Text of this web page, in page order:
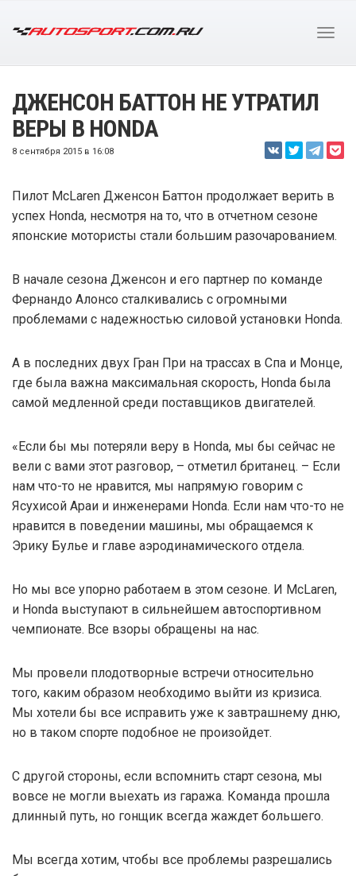
ДЖЕНСОН БАТТОН НЕ УТРАТИЛ
ВЕРЫ В HONDA
8 сентября 2015 в 16:08
Пилот McLaren Дженсон Баттон продолжает верить в
успех Honda, несмотря на то, что в отчетном сезоне
японские мотористы стали большим разочарованием.
В начале сезона Дженсон и его партнер по команде
Фернандо Алонсо сталкивались с огромными
проблемами с надежностью силовой установки Honda.
А в последних двух Гран При на трассах в Спа и Монце,
где была важна максимальная скорость, Honda была
самой медленной среди поставщиков двигателей.
«Если бы мы потеряли веру в Honda, мы бы сейчас не
вели с вами этот разговор, – отметил британец. – Если
нам что-то не нравится, мы напрямую говорим с
Ясухисой Араи и инженерами Honda. Если нам что-то не
нравится в поведении машины, мы обращаемся к
Эрику Булье и главе аэродинамического отдела.
Но мы все упорно работаем в этом сезоне. И McLaren,
и Honda выступают в сильнейшем автоспортивном
чемпионате. Все взоры обращены на нас.
Мы провели плодотворные встречи относительно
того, каким образом необходимо выйти из кризиса.
Мы хотели бы все исправить уже к завтрашнему дню,
но в таком спорте подобное не произойдет.
С другой стороны, если вспомнить старт сезона, мы
вовсе не могли выехать из гаража. Команда прошла
длинный путь, но гонщик всегда жаждет большего.
Мы всегда хотим, чтобы все проблемы разрешались